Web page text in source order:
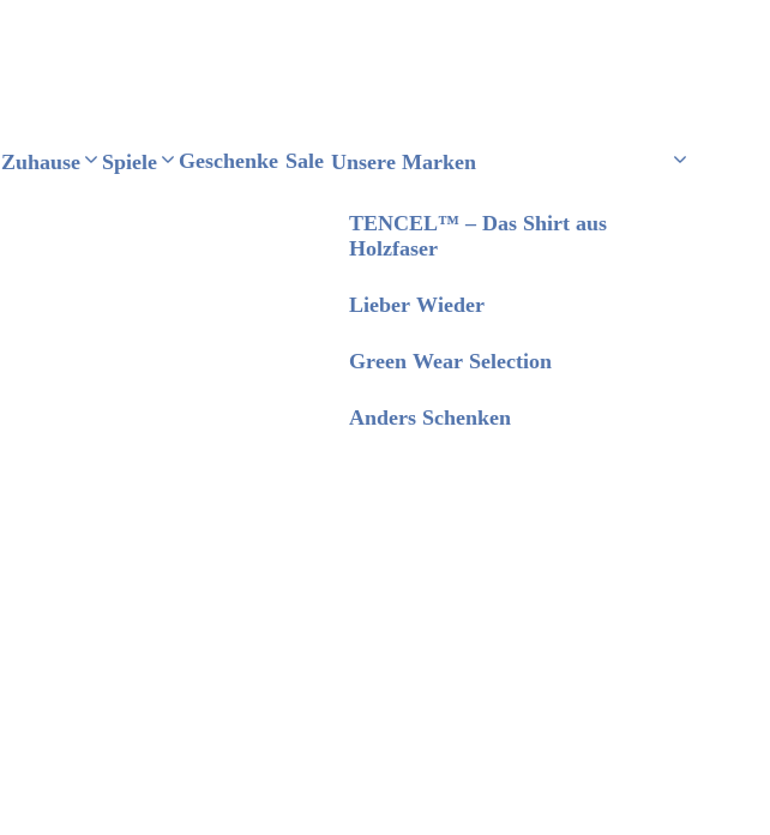
Zuhause Spiele Geschenke Sale Unsere Marken
TENCEL™ – Das Shirt aus
Holzfaser
Lieber Wieder
Green Wear Selection
Anders Schenken